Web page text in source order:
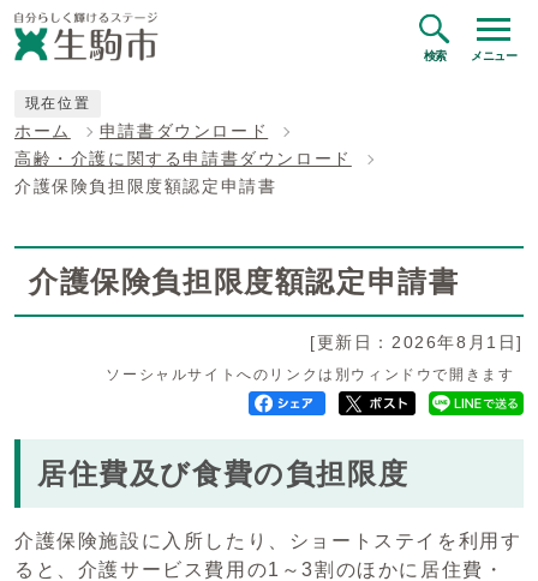
検索 メニュー
現在位置
ホーム
申請書ダウンロード
高齢・介護に関する申請書ダウンロード
介護保険負担限度額認定申請書
介護保険負担限度額認定申請書
[更新日：2026年8月1日]
ソーシャルサイトへのリンクは別ウィンドウで開きます
居住費及び食費の負担限度
介護保険施設に入所したり、ショートステイを利用す
ると、介護サービス費用の1～3割のほかに居住費・